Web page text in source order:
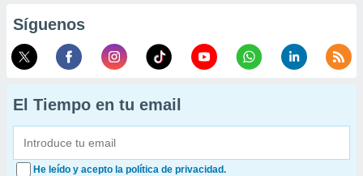
Síguenos
El Tiempo en tu email
He leído y acepto la política de privacidad.